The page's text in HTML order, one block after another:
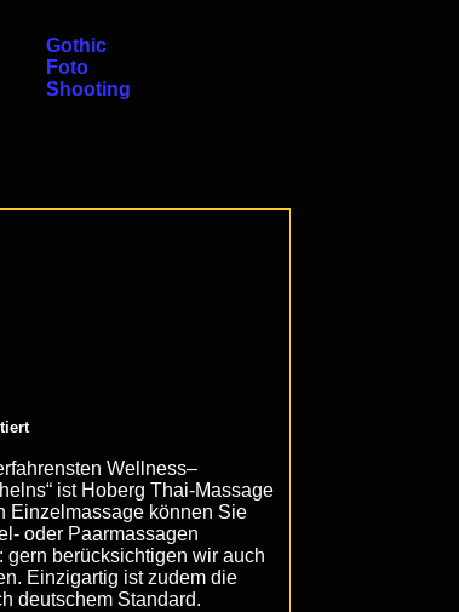
Gothic
Foto
Shooting
Wellness–
ist Hoberg Thai-Massage
Einzelmassage können Sie
oder Paarmassagen
berücksichtigen wir auch
Einzigartig ist zudem die
deutschem Standard.